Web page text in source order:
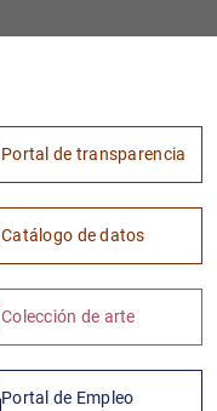
Portal de transparencia
Catálogo de datos
Colección de arte
Portal de Empleo